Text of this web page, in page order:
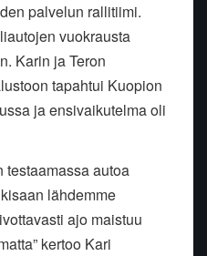
palvelun rallitiimi.
vuokrausta
Karin ja Teron
tapahtui Kuopion
ja ensivaikutelma oli
testaamassa autoa
lähdemme
ajo maistuu
kertoo Kari